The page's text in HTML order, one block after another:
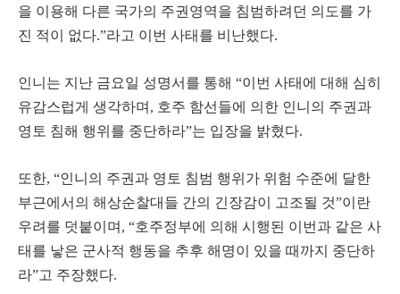
을 이용해 다른 국가의 주권영역을 침범하려던 의도를 가
진 적이 없다.”라고 이번 사태를 비난했다.
인니는 지난 금요일 성명서를 통해 “이번 사태에 대해 심히
유감스럽게 생각하며, 호주 함선들에 의한 인니의 주권과
영토 침해 행위를 중단하라”는 입장을 밝혔다.
또한, “인니의 주권과 영토 침범 행위가 위험 수준에 달한
부근에서의 해상순찰대들 간의 긴장감이 고조될 것”이란
우려를 덧붙이며, “호주정부에 의해 시행된 이번과 같은 사
태를 낳은 군사적 행동을 추후 해명이 있을 때까지 중단하
라”고 주장했다.